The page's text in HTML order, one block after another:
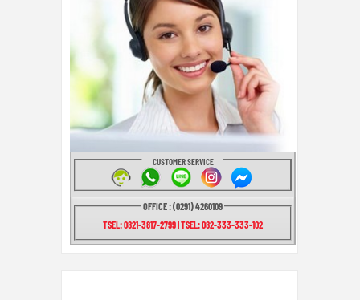
CUSTOMER SERVICE
OFFICE : (0291) 4260109
TSEL: 0821-3817-2799 | TSEL: 082-333-333-102